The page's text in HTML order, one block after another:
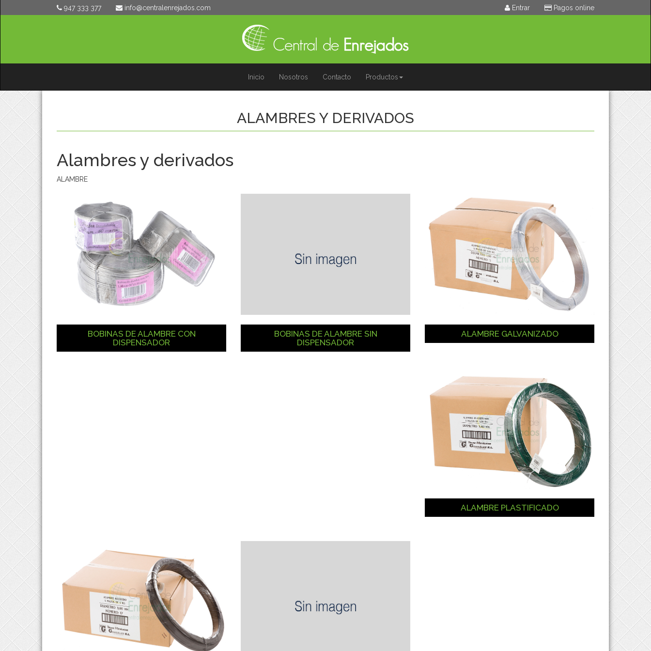
947 333 377 moc.sodajernelartnec@ofni Entrar Pagos online
Inicio Nosotros Contacto Productos
ALAMBRES Y DERIVADOS
Alambres y derivados
ALAMBRE
BOBINAS DE ALAMBRE CON
DISPENSADOR
BOBINAS DE ALAMBRE SIN
DISPENSADOR
ALAMBRE GALVANIZADO
ALAMBRE PLASTIFICADO